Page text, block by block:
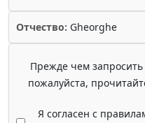
Отчество: Gheorghe
Прежде чем
пожалуйста,
Я согласен с